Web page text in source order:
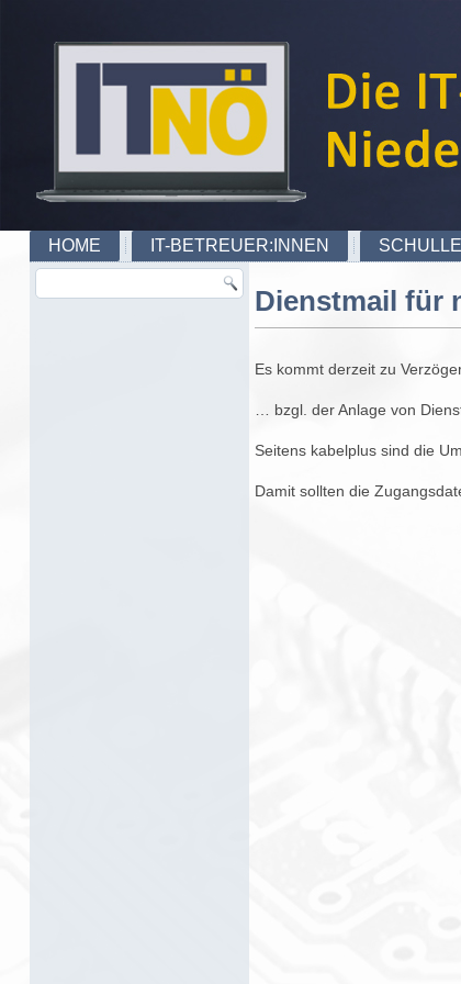
HOME IT-BETREUER:INNEN
Dienstmail für
Es kommt derzeit zu
… bzgl. der Anlage von
Seitens kabelplus sind die
Damit sollten die